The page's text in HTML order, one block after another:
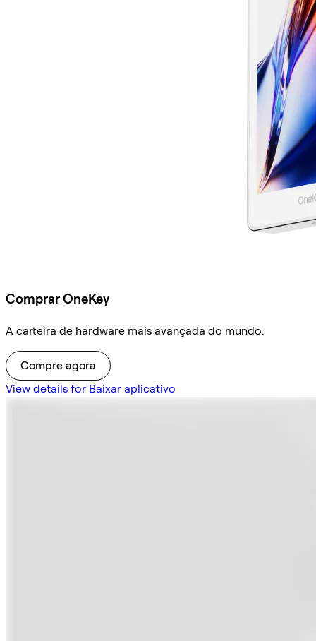
Comprar OneKey
A carteira de hardware mais avançada do mundo.
Compre agora
View details for Baixar aplicativo